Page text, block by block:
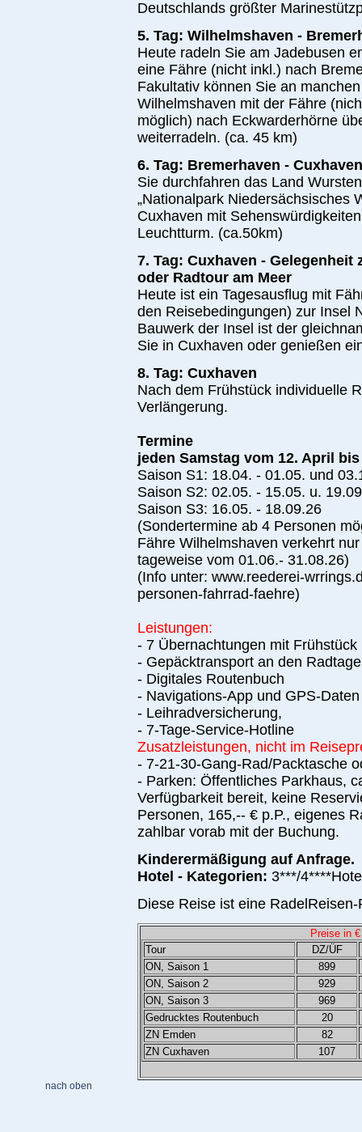
Deutschlands größter
5. Tag: Wilhelmshaven -
Heute radeln Sie am Jadebusen
eine Fähre (nicht inkl.) nach
Fakultativ können Sie an
Wilhelmshaven mit der Fähre
möglich) nach Eckwarderhörne
weiterradeln. (ca. 45 km)
6. Tag: Bremerhaven - Cuxhaven
Sie durchfahren das Land
„Nationalpark Niedersächsisches
Cuxhaven mit
Leuchtturm. (ca.­50­km)
7. Tag: Cuxhaven -
oder Radtour am Meer
Heute ist ein Tagesausflug mit
den Reisebedingungen) zur Insel
Bauwerk der Insel ist der
Sie in Cuxhaven oder genießen
8. Tag: Cuxhaven
Nach dem Frühstück individuelle
Verlängerung.
Termine
jeden Samstag vom 12. April
Saison S1: 18.04. - 01.05. und
Saison S2: 02.05. - 15.05. u.
Saison S3: 16.05. - 18.09.26
(Sondertermine ab 4 Personen
Fähre Wilhelmshaven verkehrt nur
tageweise vom 01.06.- 31.08.26)
(Info unter: www.reederei-
personen-fahrrad-faehre)
Leistungen:
- 7 Übernachtungen mit
- Gepäcktransport an den
- Digitales Routenbuch
- Navigations-App und GPS-Daten
- Leihradversicherung,
- 7-Tage-Service-Hotline
Zusatzleistungen, nicht im
- 7-21-30-Gang-Rad/Packtasche
- Parken: Öffentliches Parkhaus,
Verfügbarkeit bereit, keine
Personen, 165,-- € p.P., eigenes
zahlbar vorab mit der Buchung.
Kinderermäßigung auf Anfrage.
Hotel - Kategorien: 3***/
Diese Reise ist eine RadelReisen-
Preise in
Tour
DZ/ÜF
ON, Saison 1
899
ON, Saison 2
929
ON, Saison 3
969
Gedrucktes Routenbuch
20
ZN Emden
82
ZN Cuxhaven
107
nach oben